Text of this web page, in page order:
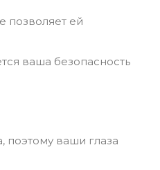
позволяет ей
ваша безопасность
поэтому ваши глаза